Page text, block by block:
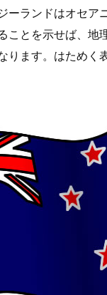
ーランドはオセア
ことを示せば、地
ります。はためく